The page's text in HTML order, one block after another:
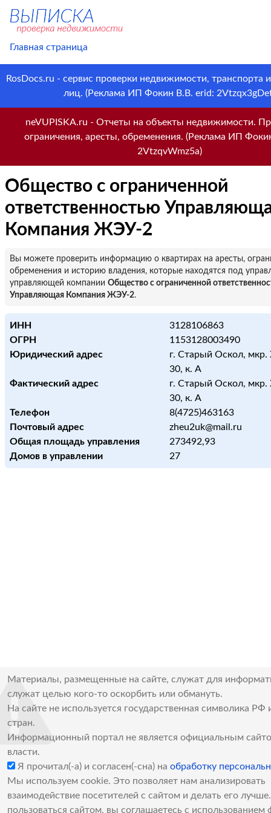
Главная страница
RosDocs.ru - сервис проверки недвижимости, транспорта
лиц. (Реклама ИП Фокин В.В. erid:
neVUPISKA.ru - Отчеты на объекты недвижимости.
ограничения, аресты, обременения. (Реклама ИП
2VtzqvWmz5a)
Общество с ограниченной
ответственностью
Компания ЖЭУ-2
Вы можете проверить информацию о квартирах на аресты,
обременения и историю владения, которые находятся под
управляющей компании Общество с ограниченной
Управляющая Компания ЖЭУ-2.
ИНН
3128106863
ОГРН
1153128003490
Юридический адрес
г. Старый Оскол, мкр.
30, к. А
Фактический адрес
г. Старый Оскол, мкр.
30, к. А
Телефон
8(4725)463163
Почтовый адрес
zheu2uk@mail.ru
Общая площадь управления
273492,93
Домов в управлении
27
Материалы, размещенные на сайте, служат для
служат целью кого-то оскорбить или обмануть.
На сайте не используется государственная символика РФ
стран.
Информационный портал не является официальным
власти.
Я прочитал(-а) и согласен(-сна) на обработку
Мы используем cookie. Это позволяет нам анализировать
взаимодействие посетителей с сайтом и делать его
пользоваться сайтом, вы соглашаетесь с использованием